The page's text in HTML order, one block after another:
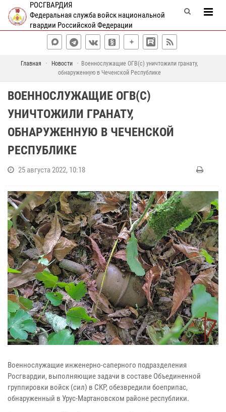
РОСГВАРДИЯ
Федеральная служба войск национальной
гвардии Российской Федерации
Главная Новости
Военнослужащие ОГВ(с) уничтожили гранату,
обнаруженную в Чеченской Республике
ВОЕННОСЛУЖАЩИЕ ОГВ(С)
УНИЧТОЖИЛИ ГРАНАТУ,
ОБНАРУЖЕННУЮ В ЧЕЧЕНСКОЙ
РЕСПУБЛИКЕ
25 августа 2022, 10:18
Военнослужащие инженерно-саперного подразделения
Росгвардии, выполняющие задачи в составе Объединенной
группировки войск (сил) в СКР, обезвредили боеприпас,
обнаруженный в Урус-Мартановском районе республики.